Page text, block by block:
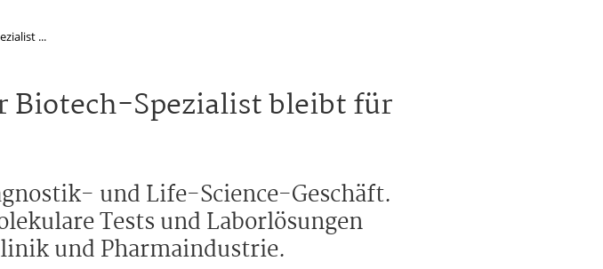
...
Biotech-Spezialist bleibt für
und Life-Science-Geschäft.
Tests und Laborlösungen
und Pharmaindustrie.